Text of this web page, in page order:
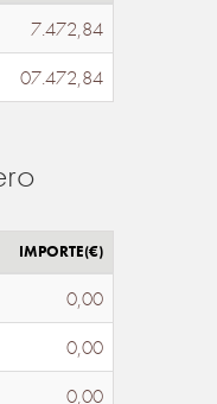
7.472,84
07.472,84
IMPORTE(€)
0,00
0,00
0,00